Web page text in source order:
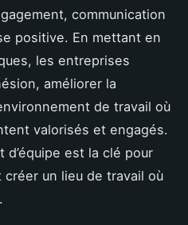
communication
positive. En mettant en
les entreprises
améliorer la
de travail où
valorisés et engagés.
d’équipe est la clé pour
un lieu de travail où